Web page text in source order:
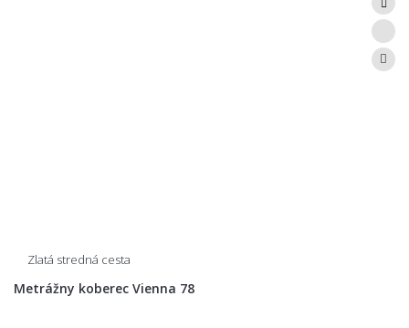
Zlatá stredná cesta
Metrážny koberec Vienna 78